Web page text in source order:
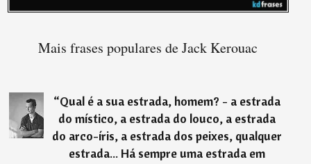
Mais frases populares de Jack Kerouac
“Qual é a sua estrada, homem? - a estrada
do místico, a estrada do louco, a estrada
do arco-íris, a estrada dos peixes, qualquer
estrada... Há sempre uma estrada em